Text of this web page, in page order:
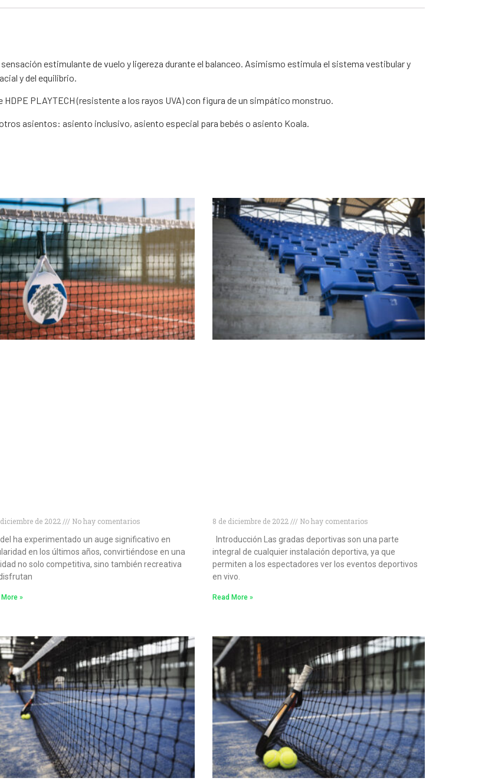
estimulante de vuelo y ligereza durante el balanceo. Asimismo estimula el sistema vestibular y
y del equilibrio.
PLAYTECH (resistente a los rayos UVA) con figura de un simpático monstruo.
asientos: asiento inclusivo, asiento especial para bebés o asiento Koala.
diciembre de 2022
No hay comentarios
ha experimentado un auge significativo en
en los últimos años, convirtiéndose en una
no solo competitiva, sino también recreativa
»
8 de diciembre de 2022
No hay comentarios
Introducción Las gradas deportivas son una parte
integral de cualquier instalación deportiva, ya que
permiten a los espectadores ver los eventos deportivos
en vivo.
Read More »